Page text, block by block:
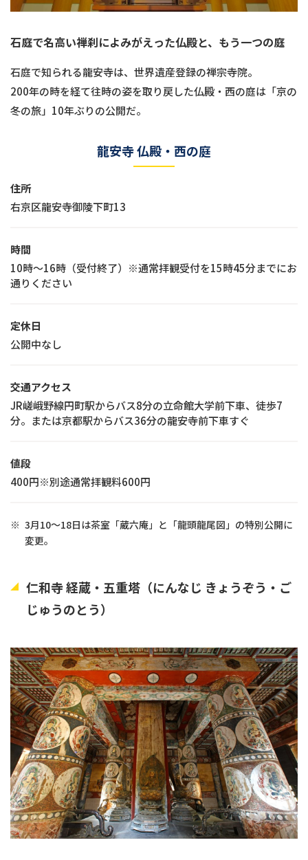
石庭で名高い禅刹によみがえった仏殿と、もう一つの庭
石庭で知られる龍安寺は、世界遺産登録の禅宗寺院。
200年の時を経て往時の姿を取り戻した仏殿・西の庭は「京の
冬の旅」10年ぶりの公開だ。
龍安寺 仏殿・西の庭
住所
右京区龍安寺御陵下町13
時間
10時～16時（受付終了）※通常拝観受付を15時45分までにお
通りください
定休日
公開中なし
交通アクセス
JR嵯峨野線円町駅からバス8分の立命館大学前下車、徒歩7
分。または京都駅からバス36分の龍安寺前下車すぐ
値段
400円※別途通常拝観料600円
※ 3月10～18日は茶室「蔵六庵」と「龍頭龍尾図」の特別公開に
変更。
仁和寺 経蔵・五重塔（にんなじ きょうぞう・ご
じゅうのとう）